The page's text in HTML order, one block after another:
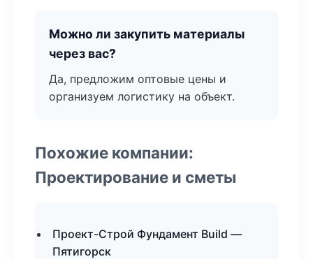
Можно ли закупить материалы
через вас?
Да, предложим оптовые цены и
организуем логистику на объект.
Похожие компании:
Проектирование и сметы
Проект-Строй Фундамент Build —
Пятигорск